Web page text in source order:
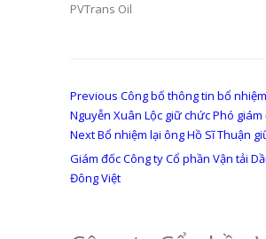
PVTrans Oil
Điều
hướng
bài
viết
Previous Previous
post:
Công bố thông tin bổ
Nguyễn Xuân Lộc giữ chức Phó giám
NextNext
post:
Bổ nhiệm lại ông Hồ Sĩ Thuận
Giám đốc Công ty Cổ phần Vận tải
Đông Việt